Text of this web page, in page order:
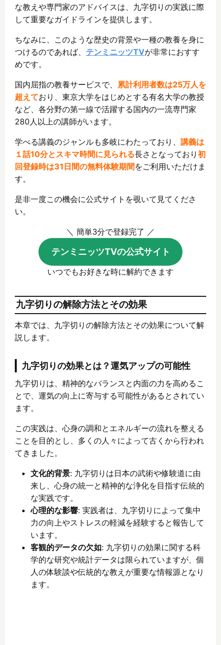
な教えや専門家のアドバイスは、九字切りの実践に際
して重要なガイドラインを提供します。
ちなみに、このような歴史の背景や一種の教養を身に
つけるのであれば、 テンミニッツTVが非常におすす
めです。
国内屈指の教養サービスで、 累計利用者数は25万人を
超えており、東京大学をはじめとする有名大学の教授
など、各分野の第一線で活躍する国内の一流専門家
280人以上の講師がいます。
学べる講義のジャンルも多岐にわたっており、 講義は
１話10分とスキマ時間に見られる長さとなっており 初
回登録時は31日間の無料体験期間をご利用いただけま
す。
是非一度この機会に公式サイトを覗いて見てくださ
い。
＼ 簡単3分で登録完了 ／
テンミニッツTVの公式サイト
いつでもお好きな時に解約できます
九字切りの解除方法とその効果
本章では、九字切りの解除方法とその効果について解
説します。
九字切りの効果とは？運気アップの可能性
九字切りは、精神的なバランスと内面の力を高めるこ
とで、運気の向上に寄与する可能性があるとされてい
ます。
この実践は、心身の調和とエネルギーの流れを整える
ことを目的とし、多くの人々によって古くから行われ
てきました。
文化的背景: 九字切りは日本の武術や修験道に由
来し、心身の統一と精神的な浄化を目指す伝統的
な実践です。
心理的な影響: 実践者は、九字切りによって集中
力の向上やストレスの軽減を経験すると報告して
います。
客観的データの欠如: 九字切りの効果に関する科
学的な研究や統計データは限られていますが、個
人の体験談や伝統的な教えが重要な情報源となり
ます。